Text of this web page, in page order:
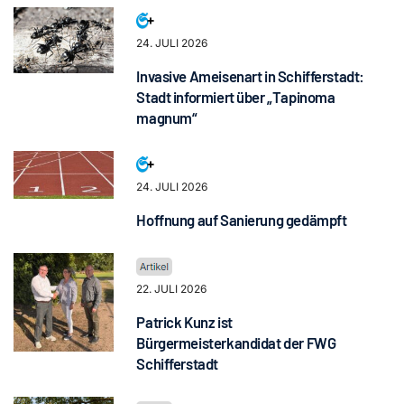
24. JULI 2026
Invasive Ameisenart in Schifferstadt:
Stadt informiert über „Tapinoma
magnum“
24. JULI 2026
Hoffnung auf Sanierung gedämpft
22. JULI 2026
Patrick Kunz ist
Bürgermeisterkandidat der FWG
Schifferstadt